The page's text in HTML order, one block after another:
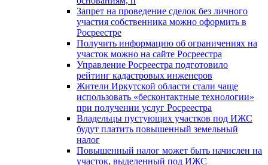
Запрет на проведение сделок без личного
участия собственника можно оформить в
Росреестре
Получить информацию об ограничениях на
участок можно на сайте Росреестра
Управление Росреестра подготовило
рейтинг кадастровых инженеров
Жители Иркутской области стали чаще
использовать «бесконтактные технологии»
при получении услуг Росреестра
Владельцы пустующих участков под ИЖС
будут платить повышенный земельный
налог
Повышенный налог может быть начислен на
участок, выделенный под ИЖС